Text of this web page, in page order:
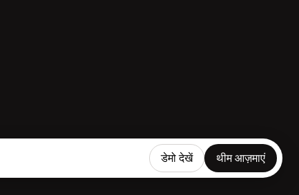
डेमो देखें थीम आज़माएं